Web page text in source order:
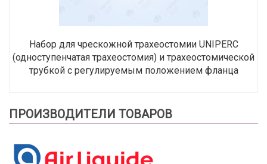
Набор для чрескожной трахеостомии UNIPERC
(одноступенчатая трахеостомия) и трахеостомической
трубкой с регулируемым положением фланца
ПРОИЗВОДИТЕЛИ ТОВАРОВ